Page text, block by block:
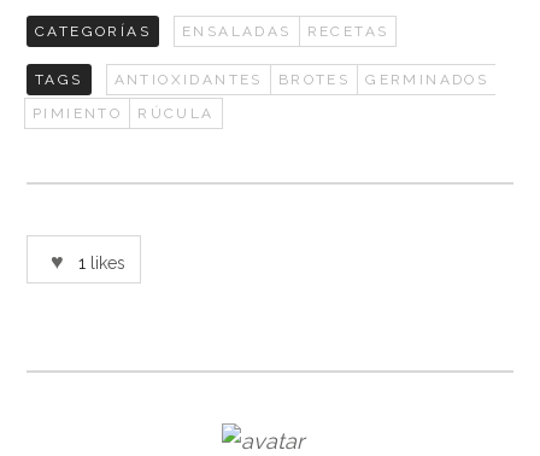
CATEGORÍAS ENSALADAS RECETAS
TAGS ANTIOXIDANTES BROTES
GERMINADOS
PIMIENTO
RÚCULA
1 likes